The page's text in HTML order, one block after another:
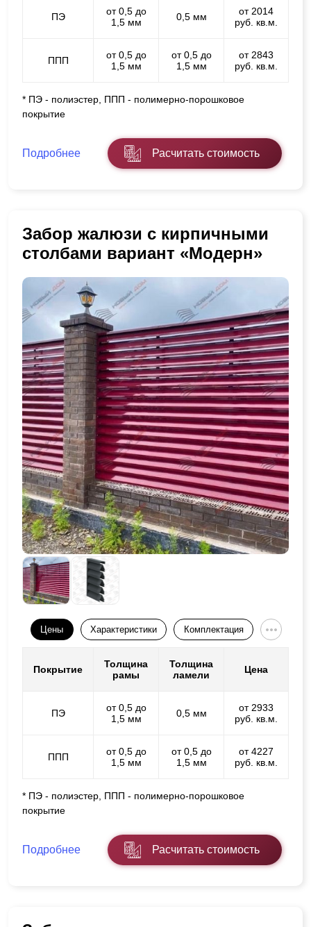
ПЭ
от 0,5 до
1,5 мм
0,5 мм
от 2014
руб. кв.м.
ППП
от 0,5 до
1,5 мм
от 0,5 до
1,5 мм
от 2843
руб. кв.м.
* ПЭ - полиэстер, ППП - полимерно-порошковое
покрытие
Подробнее Расчитать стоимость
Забор жалюзи с кирпичными
столбами вариант «Модерн»
Цены Характеристики Комплектация
Покрытие
Толщина
рамы
Толщина
ламели
Цена
ПЭ
от 0,5 до
1,5 мм
0,5 мм
от 2933
руб. кв.м.
ППП
от 0,5 до
1,5 мм
от 0,5 до
1,5 мм
от 4227
руб. кв.м.
* ПЭ - полиэстер, ППП - полимерно-порошковое
покрытие
Подробнее Расчитать стоимость